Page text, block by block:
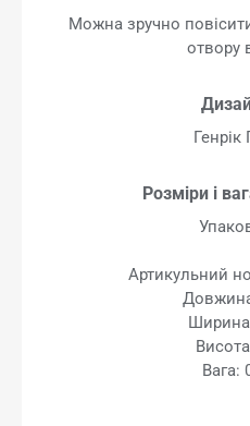
Можна зручно
отвору
Розміри і
Артикульний
Вага: